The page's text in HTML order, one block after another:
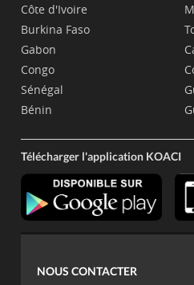
Côte d'Ivoire
Burkina Faso
Gabon
Congo
Sénégal
Bénin
Télécharger l'application KOACI
NOUS CONTACTER